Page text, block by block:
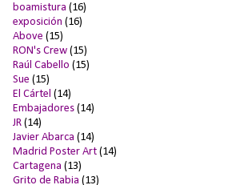
boamistura (16)
exposición (16)
Above (15)
RON's Crew (15)
Raúl Cabello (15)
Sue (15)
El Cártel (14)
Embajadores (14)
JR (14)
Javier Abarca (14)
Madrid Poster Art (14)
Cartagena (13)
Grito de Rabia (13)